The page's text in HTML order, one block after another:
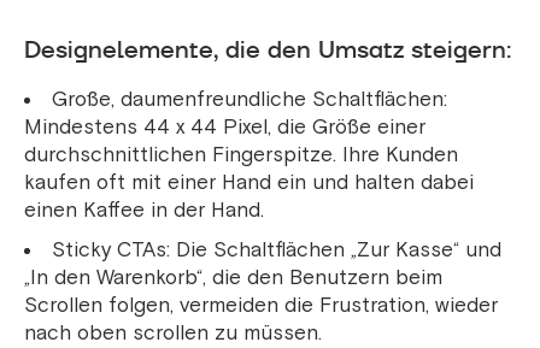
Designelemente, die den Umsatz steigern:
Große, daumenfreundliche Schaltflächen:
Mindestens 44 x 44 Pixel, die Größe einer
durchschnittlichen Fingerspitze. Ihre Kunden
kaufen oft mit einer Hand ein und halten dabei
einen Kaffee in der Hand.
Sticky CTAs: Die Schaltflächen „Zur Kasse“ und
„In den Warenkorb“, die den Benutzern beim
Scrollen folgen, vermeiden die Frustration, wieder
nach oben scrollen zu müssen.